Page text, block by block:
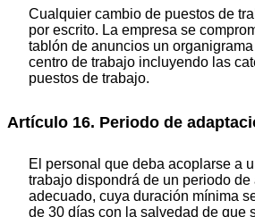
Cualquier cambio de puestos de
por escrito. La empresa se
tablón de anuncios un
centro de trabajo incluyendo las
puestos de trabajo.
Artículo 16. Periodo de
El personal que deba acoplarse a
trabajo dispondrá de un periodo de
adecuado, cuya duración mínima
de 30 días con la salvedad de que